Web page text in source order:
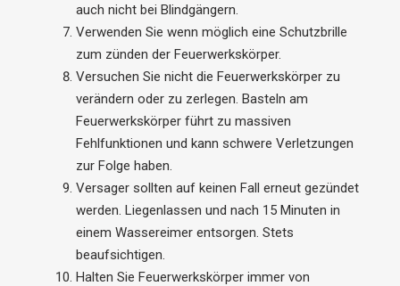
auch nicht bei Blindgängern.
Verwenden Sie wenn möglich eine Schutzbrille
zum zünden der Feuerwerkskörper.
Versuchen Sie nicht die Feuerwerkskörper zu
verändern oder zu zerlegen. Basteln am
Feuerwerkskörper führt zu massiven
Fehlfunktionen und kann schwere Verletzungen
zur Folge haben.
Versager sollten auf keinen Fall erneut gezündet
werden. Liegenlassen und nach 15 Minuten in
einem Wassereimer entsorgen. Stets
beaufsichtigen.
Halten Sie Feuerwerkskörper immer von